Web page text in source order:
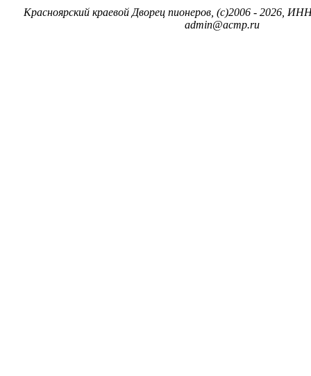
Красноярский краевой Дворец пионеров, (c)2006 - 2026,
admin@acmp.ru